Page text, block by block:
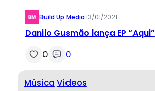
Build Up Media·13/01/2021
Danilo Gusmão lança EP “Aqui”
0 0
Música Videos